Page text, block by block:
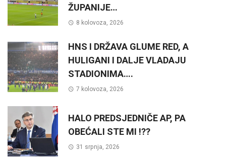
ŽUPANIJE…
8 kolovoza, 2026
HNS I DRŽAVA GLUME RED, A
HULIGANI I DALJE VLADAJU
STADIONIMA….
7 kolovoza, 2026
HALO PREDSJEDNIČE AP, PA
OBEĆALI STE MI !??
31 srpnja, 2026